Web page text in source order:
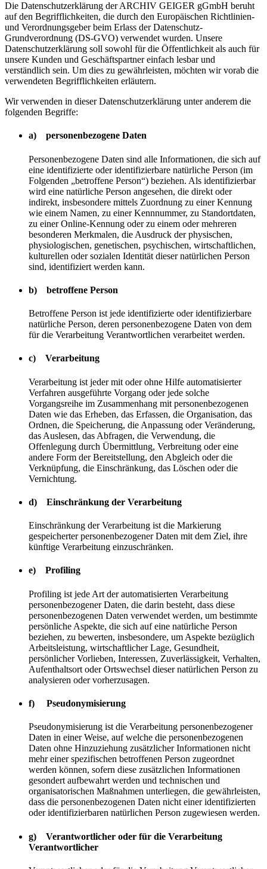
Die Datenschutzerklärung der ARCHIV GEIGER gGmbH beruht
auf den Begrifflichkeiten, die durch den Europäischen Richtlinien-
und Verordnungsgeber beim Erlass der Datenschutz-
Grundverordnung (DS-GVO) verwendet wurden. Unsere
Datenschutzerklärung soll sowohl für die Öffentlichkeit als auch für
unsere Kunden und Geschäftspartner einfach lesbar und
verständlich sein. Um dies zu gewährleisten, möchten wir vorab die
verwendeten Begrifflichkeiten erläutern.
Wir verwenden in dieser Datenschutzerklärung unter anderem die
folgenden Begriffe:
a) personenbezogene Daten
Personenbezogene Daten sind alle Informationen, die sich auf
eine identifizierte oder identifizierbare natürliche Person (im
Folgenden „betroffene Person“) beziehen. Als identifizierbar
wird eine natürliche Person angesehen, die direkt oder
indirekt, insbesondere mittels Zuordnung zu einer Kennung
wie einem Namen, zu einer Kennnummer, zu Standortdaten,
zu einer Online-Kennung oder zu einem oder mehreren
besonderen Merkmalen, die Ausdruck der physischen,
physiologischen, genetischen, psychischen, wirtschaftlichen,
kulturellen oder sozialen Identität dieser natürlichen Person
sind, identifiziert werden kann.
b) betroffene Person
Betroffene Person ist jede identifizierte oder identifizierbare
natürliche Person, deren personenbezogene Daten von dem
für die Verarbeitung Verantwortlichen verarbeitet werden.
c) Verarbeitung
Verarbeitung ist jeder mit oder ohne Hilfe automatisierter
Verfahren ausgeführte Vorgang oder jede solche
Vorgangsreihe im Zusammenhang mit personenbezogenen
Daten wie das Erheben, das Erfassen, die Organisation, das
Ordnen, die Speicherung, die Anpassung oder Veränderung,
das Auslesen, das Abfragen, die Verwendung, die
Offenlegung durch Übermittlung, Verbreitung oder eine
andere Form der Bereitstellung, den Abgleich oder die
Verknüpfung, die Einschränkung, das Löschen oder die
Vernichtung.
d) Einschränkung der Verarbeitung
Einschränkung der Verarbeitung ist die Markierung
gespeicherter personenbezogener Daten mit dem Ziel, ihre
künftige Verarbeitung einzuschränken.
e) Profiling
Profiling ist jede Art der automatisierten Verarbeitung
personenbezogener Daten, die darin besteht, dass diese
personenbezogenen Daten verwendet werden, um bestimmte
persönliche Aspekte, die sich auf eine natürliche Person
beziehen, zu bewerten, insbesondere, um Aspekte bezüglich
Arbeitsleistung, wirtschaftlicher Lage, Gesundheit,
persönlicher Vorlieben, Interessen, Zuverlässigkeit, Verhalten,
Aufenthaltsort oder Ortswechsel dieser natürlichen Person zu
analysieren oder vorherzusagen.
f) Pseudonymisierung
Pseudonymisierung ist die Verarbeitung personenbezogener
Daten in einer Weise, auf welche die personenbezogenen
Daten ohne Hinzuziehung zusätzlicher Informationen nicht
mehr einer spezifischen betroffenen Person zugeordnet
werden können, sofern diese zusätzlichen Informationen
gesondert aufbewahrt werden und technischen und
organisatorischen Maßnahmen unterliegen, die gewährleisten,
dass die personenbezogenen Daten nicht einer identifizierten
oder identifizierbaren natürlichen Person zugewiesen werden.
g) Verantwortlicher oder für die Verarbeitung
Verantwortlicher